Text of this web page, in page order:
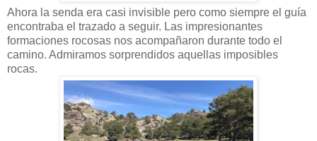
Ahora la senda era casi invisible pero como siempre el guía
encontraba el trazado a seguir. Las impresionantes
formaciones rocosas nos acompañaron durante todo el
camino. Admiramos sorprendidos aquellas imposibles
rocas.